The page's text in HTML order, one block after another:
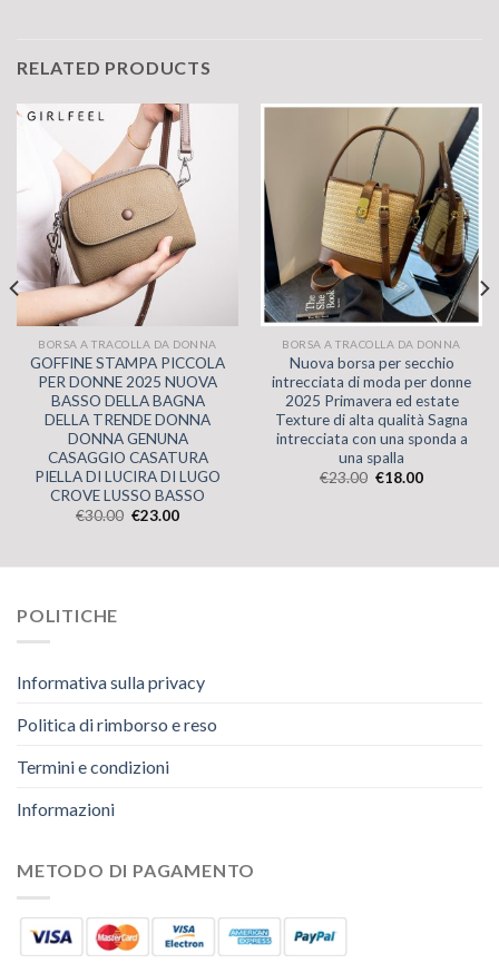
RELATED PRODUCTS
BORSA A TRACOLLA DA DONNA
GOFFINE STAMPA PICCOLA
PER DONNE 2025 NUOVA
BASSO DELLA BAGNA
DELLA TRENDE DONNA
DONNA GENUNA
CASAGGIO CASATURA
PIELLA DI LUCIRA DI LUGO
CROVE LUSSO BASSO
€30.00 €23.00
BORSA A TRACOLLA DA DONNA
Nuova borsa per secchio
intrecciata di moda per donne
2025 Primavera ed estate
Texture di alta qualità Sagna
intrecciata con una sponda a
una spalla
€23.00 €18.00
POLITICHE
Informativa sulla privacy
Politica di rimborso e reso
Termini e condizioni
Informazioni
METODO DI PAGAMENTO